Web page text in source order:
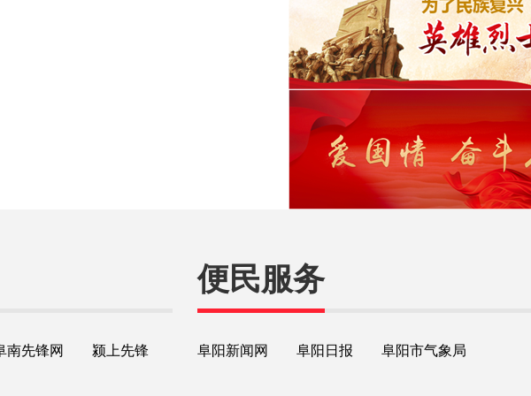
南先锋网
颍上先锋
便民服务
阜阳新闻网 阜阳日报 阜阳市气象局